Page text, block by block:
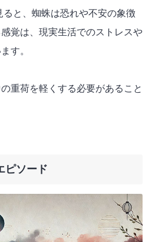
ると、蜘蛛は恐れや不安の象徴
覚は、現実生活でのストレスや
す。
重荷を軽くする必要があること
ピソード